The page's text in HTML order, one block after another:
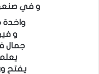
و في
واخدة
و
جمال
يفتح